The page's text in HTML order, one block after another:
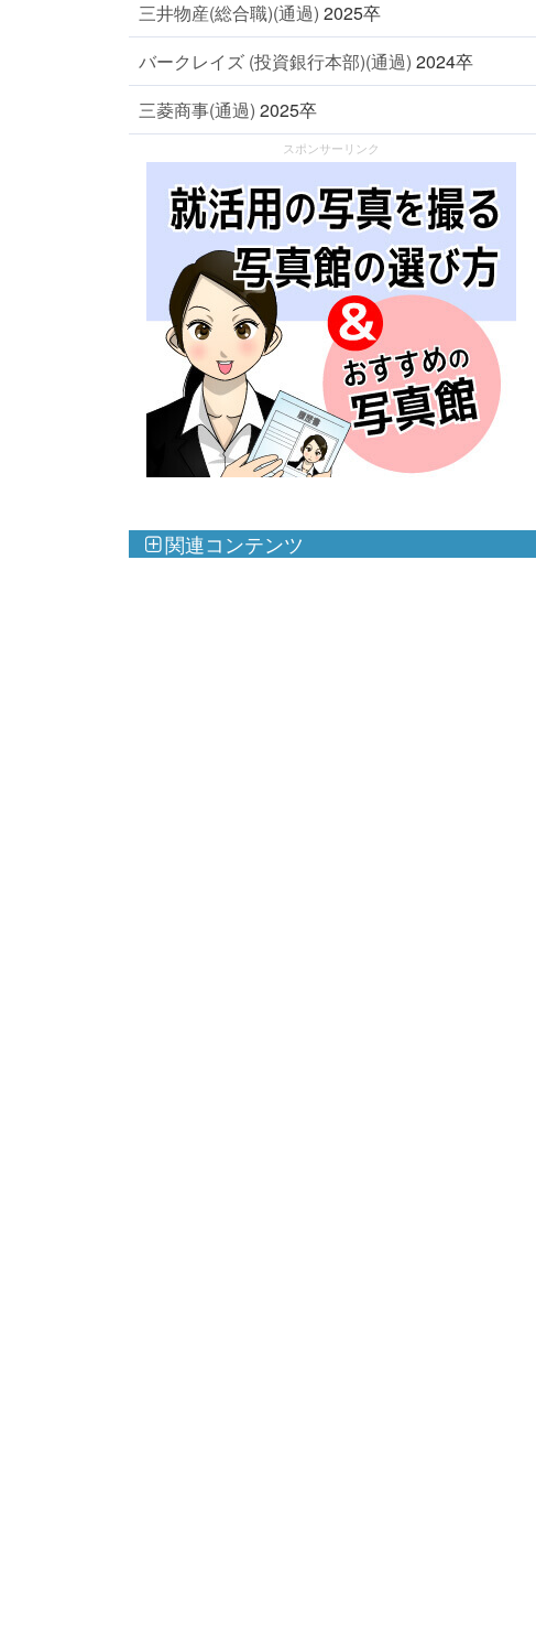
三井物産(総合職)(通過) 2025卒
バークレイズ (投資銀行本部)(通過) 2024卒
三菱商事(通過) 2025卒
スポンサーリンク
関連コンテンツ